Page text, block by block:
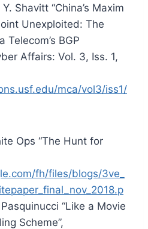
Shavitt “China’s Maxim
Unexploited: The
BGP
Affairs: Vol. 3, Iss. 1,
mca/vol3/iss1/
Ops “The Hunt for
fh/files/blogs/3ve_
“Like a Movie
Scheme”,